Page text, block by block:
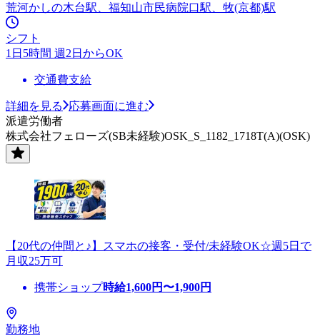
荒河かしの木台駅、福知山市民病院口駅、牧(京都)駅
シフト
1日5時間 週2日からOK
交通費支給
詳細を見る
応募画面に進む
派遣労働者
株式会社フェローズ(SB未経験)OSK_S_1182_1718T(A)(OSK)
【20代の仲間と♪】スマホの接客・受付/未経験OK☆週5日で
月収25万可
携帯ショップ時給1,600円〜1,900円
勤務地